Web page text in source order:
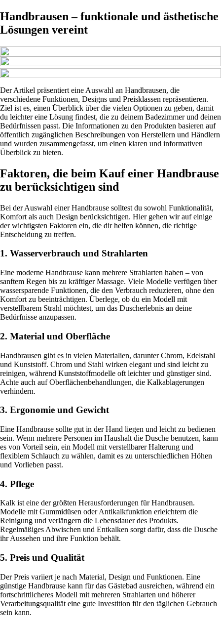
Handbrausen – funktionale und ästhetische
Lösungen vereint
Der Artikel präsentiert eine Auswahl an Handbrausen, die
verschiedene Funktionen, Designs und Preisklassen repräsentieren.
Ziel ist es, einen Überblick über die vielen Optionen zu geben, damit
du leichter eine Lösung findest, die zu deinem Badezimmer und deinen
Bedürfnissen passt. Die Informationen zu den Produkten basieren auf
öffentlich zugänglichen Beschreibungen von Herstellern und Händlern
und wurden zusammengefasst, um einen klaren und informativen
Überblick zu bieten.
Faktoren, die beim Kauf einer Handbrause
zu berücksichtigen sind
Bei der Auswahl einer Handbrause solltest du sowohl Funktionalität,
Komfort als auch Design berücksichtigen. Hier gehen wir auf einige
der wichtigsten Faktoren ein, die dir helfen können, die richtige
Entscheidung zu treffen.
1. Wasserverbrauch und Strahlarten
Eine moderne Handbrause kann mehrere Strahlarten haben – von
sanftem Regen bis zu kräftiger Massage. Viele Modelle verfügen über
wassersparende Funktionen, die den Verbrauch reduzieren, ohne den
Komfort zu beeinträchtigen. Überlege, ob du ein Modell mit
verstellbarem Strahl möchtest, um das Duscherlebnis an deine
Bedürfnisse anzupassen.
2. Material und Oberfläche
Handbrausen gibt es in vielen Materialien, darunter Chrom, Edelstahl
und Kunststoff. Chrom und Stahl wirken elegant und sind leicht zu
reinigen, während Kunststoffmodelle oft leichter und günstiger sind.
Achte auch auf Oberflächenbehandlungen, die Kalkablagerungen
verhindern.
3. Ergonomie und Gewicht
Eine Handbrause sollte gut in der Hand liegen und leicht zu bedienen
sein. Wenn mehrere Personen im Haushalt die Dusche benutzen, kann
es von Vorteil sein, ein Modell mit verstellbarer Halterung und
flexiblem Schlauch zu wählen, damit es zu unterschiedlichen Höhen
und Vorlieben passt.
4. Pflege
Kalk ist eine der größten Herausforderungen für Handbrausen.
Modelle mit Gummidüsen oder Antikalkfunktion erleichtern die
Reinigung und verlängern die Lebensdauer des Produkts.
Regelmäßiges Abwischen und Entkalken sorgt dafür, dass die Dusche
ihr Aussehen und ihre Funktion behält.
5. Preis und Qualität
Der Preis variiert je nach Material, Design und Funktionen. Eine
günstige Handbrause kann für das Gästebad ausreichen, während ein
fortschrittlicheres Modell mit mehreren Strahlarten und höherer
Verarbeitungsqualität eine gute Investition für den täglichen Gebrauch
sein kann.